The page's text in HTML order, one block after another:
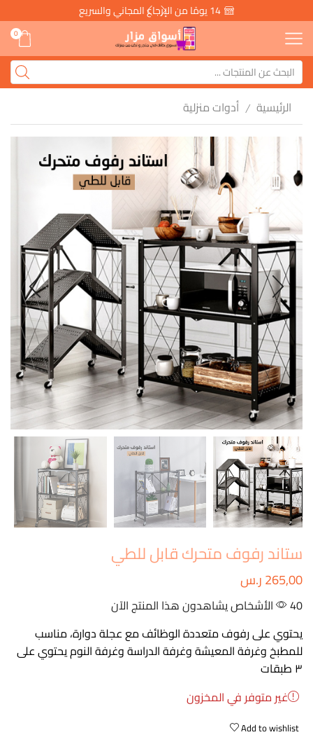
14 يومًا من الإرجاع المجاني والسريع
0
الرئيسية / أدوات منزلية
ستاند رفوف متحرك قابل للطي
265,00ر.س
40 الأشخاص يشاهدون هذا المنتج الآن
يحتوي على رفوف متعددة الوظائف مع عجلة دوارة، مناسب
للمطبخ وغرفة المعيشة وغرفة الدراسة وغرفة النوم يحتوي على
٣ طبقات
غير متوفر في المخزون
Add to wishlist